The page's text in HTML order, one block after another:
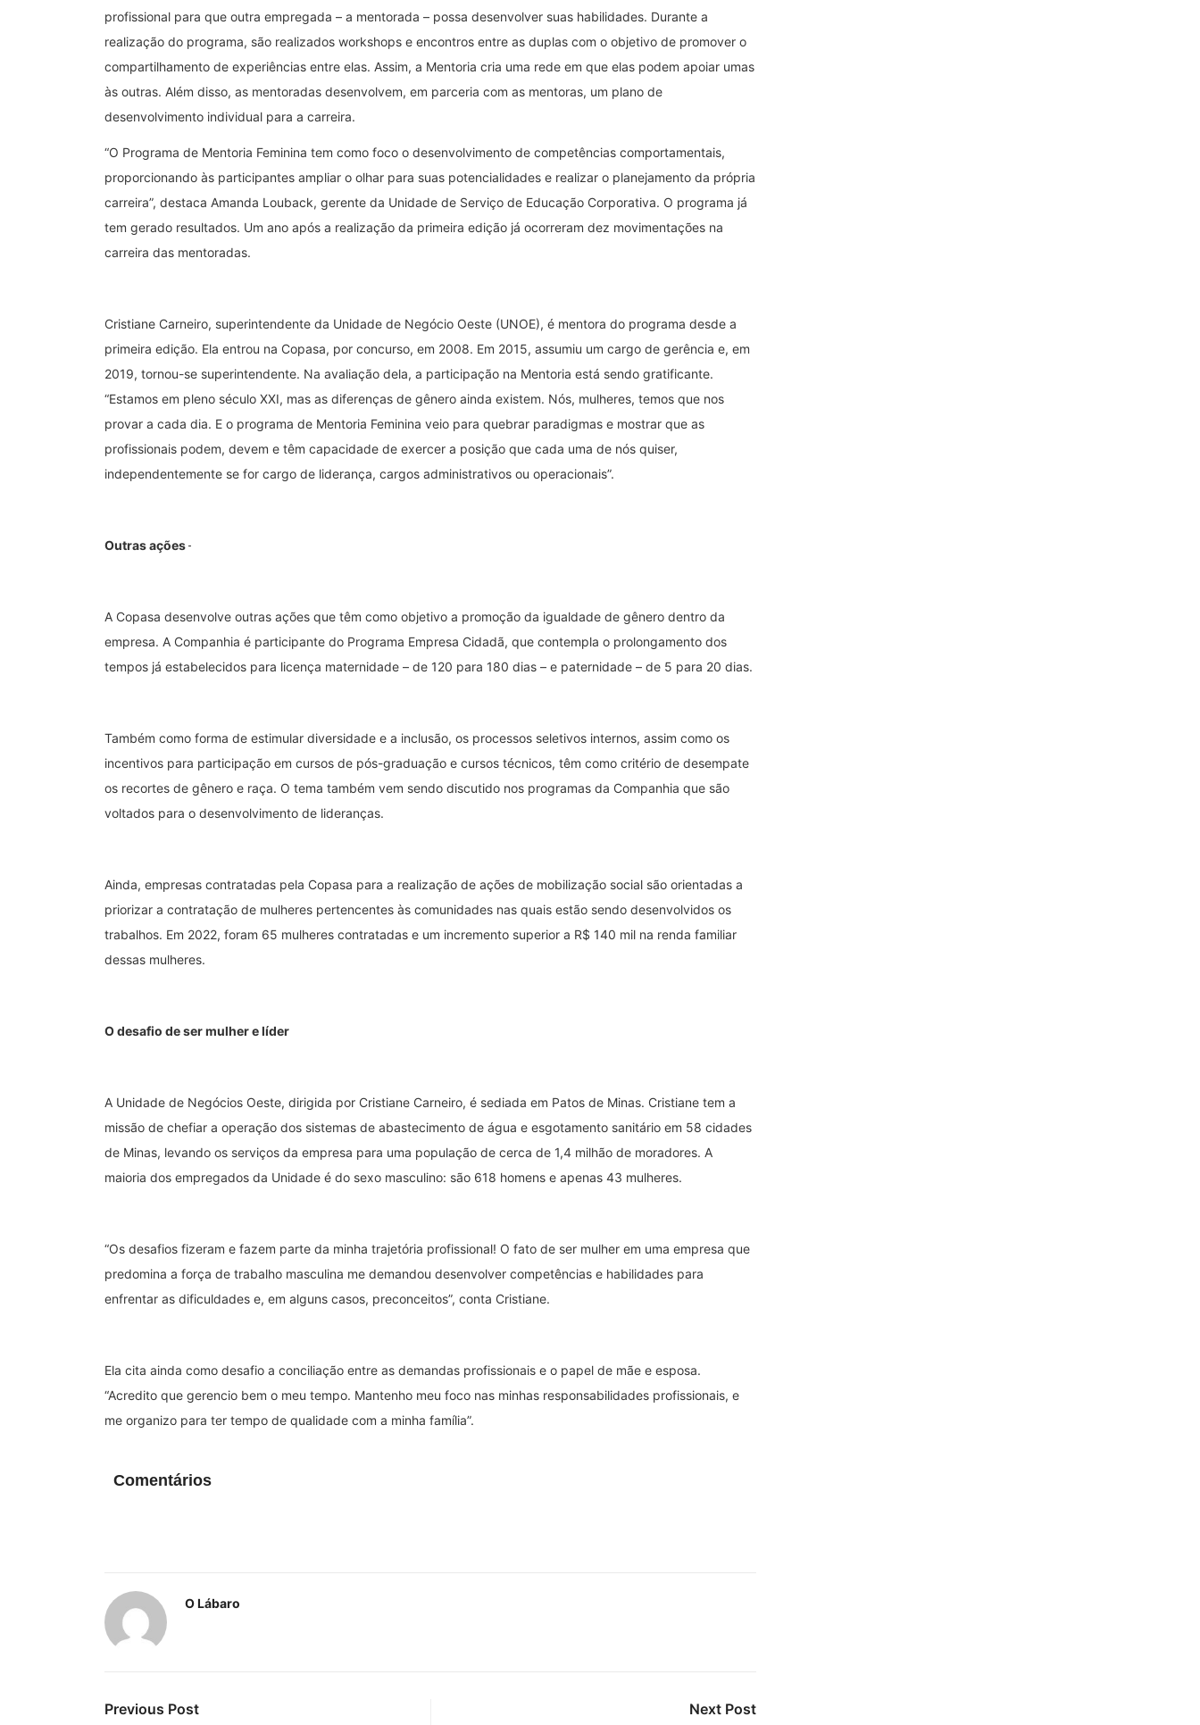
profissional para que outra empregada – a mentorada – possa desenvolver suas habilidades. Durante a
realização do programa, são realizados workshops e encontros entre as duplas com o objetivo de promover o
compartilhamento de experiências entre elas. Assim, a Mentoria cria uma rede em que elas podem apoiar umas
às outras. Além disso, as mentoradas desenvolvem, em parceria com as mentoras, um plano de
desenvolvimento individual para a carreira.
“O Programa de Mentoria Feminina tem como foco o desenvolvimento de competências comportamentais,
proporcionando às participantes ampliar o olhar para suas potencialidades e realizar o planejamento da própria
carreira”, destaca Amanda Louback, gerente da Unidade de Serviço de Educação Corporativa. O programa já
tem gerado resultados. Um ano após a realização da primeira edição já ocorreram dez movimentações na
carreira das mentoradas.
Cristiane Carneiro, superintendente da Unidade de Negócio Oeste (UNOE), é mentora do programa desde a
primeira edição. Ela entrou na Copasa, por concurso, em 2008. Em 2015, assumiu um cargo de gerência e, em
2019, tornou-se superintendente. Na avaliação dela, a participação na Mentoria está sendo gratificante.
“Estamos em pleno século XXI, mas as diferenças de gênero ainda existem. Nós, mulheres, temos que nos
provar a cada dia. E o programa de Mentoria Feminina veio para quebrar paradigmas e mostrar que as
profissionais podem, devem e têm capacidade de exercer a posição que cada uma de nós quiser,
independentemente se for cargo de liderança, cargos administrativos ou operacionais”.
Outras ações
A Copasa desenvolve outras ações que têm como objetivo a promoção da igualdade de gênero dentro da
empresa. A Companhia é participante do Programa Empresa Cidadã, que contempla o prolongamento dos
tempos já estabelecidos para licença maternidade – de 120 para 180 dias – e paternidade – de 5 para 20 dias.
Também como forma de estimular diversidade e a inclusão, os processos seletivos internos, assim como os
incentivos para participação em cursos de pós-graduação e cursos técnicos, têm como critério de desempate
os recortes de gênero e raça. O tema também vem sendo discutido nos programas da Companhia que são
voltados para o desenvolvimento de lideranças.
Ainda, empresas contratadas pela Copasa para a realização de ações de mobilização social são orientadas a
priorizar a contratação de mulheres pertencentes às comunidades nas quais estão sendo desenvolvidos os
trabalhos. Em 2022, foram 65 mulheres contratadas e um incremento superior a R$ 140 mil na renda familiar
dessas mulheres.
O desafio de ser mulher e líder
A Unidade de Negócios Oeste, dirigida por Cristiane Carneiro, é sediada em Patos de Minas. Cristiane tem a
missão de chefiar a operação dos sistemas de abastecimento de água e esgotamento sanitário em 58 cidades
de Minas, levando os serviços da empresa para uma população de cerca de 1,4 milhão de moradores. A
maioria dos empregados da Unidade é do sexo masculino: são 618 homens e apenas 43 mulheres.
“Os desafios fizeram e fazem parte da minha trajetória profissional! O fato de ser mulher em uma empresa que
predomina a força de trabalho masculina me demandou desenvolver competências e habilidades para
enfrentar as dificuldades e, em alguns casos, preconceitos”, conta Cristiane.
Ela cita ainda como desafio a conciliação entre as demandas profissionais e o papel de mãe e esposa.
“Acredito que gerencio bem o meu tempo. Mantenho meu foco nas minhas responsabilidades profissionais, e
me organizo para ter tempo de qualidade com a minha família”.
Comentários
O Lábaro
Previous Post Next Post